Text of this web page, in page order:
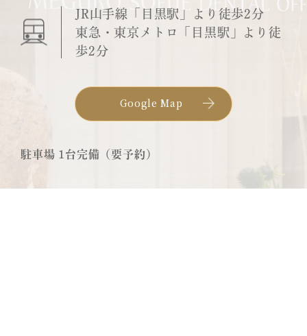
JR山手線「目黒駅」より徒歩2分
東急・東京メトロ「目黒駅」より徒
歩2分
Google Map
駐車場 1台完備（要予約）